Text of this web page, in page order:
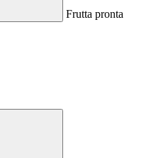
Frutta pronta